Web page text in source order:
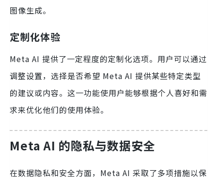
图像生成。
定制化体验
Meta AI 提供了一定程度的定制化选项。用户可以通过
调整设置，选择是否希望 Meta AI 提供某些特定类型
的建议或内容。这一功能使用户能够根据个人喜好和需
求来优化他们的使用体验。
Meta AI 的隐私与数据安全
在数据隐私和安全方面，Meta AI 采取了多项措施以保